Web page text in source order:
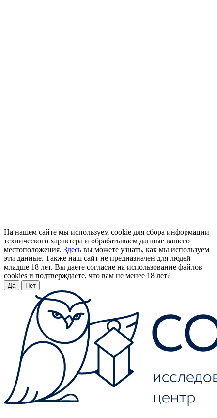
На нашем сайте мы используем cookie для сбора информации
технического характера и обрабатываем данные вашего
местоположения. Здесь вы можете узнать, как мы используем
эти данные. Также наш сайт не предназначен для людей
младше 18 лет. Вы даёте согласие на использование файлов
cookies и подтверждаете, что вам не менее 18 лет?
Да Нет